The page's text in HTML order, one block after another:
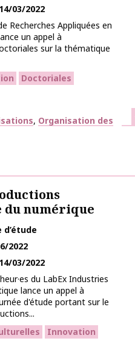
14/03/2022
Recherches Appliquées en
un appel à
sur la thématique
Doctoriales
Organisation des
du numérique
d’étude
2022
14/03/2022
du LabEx Industries
lance un appel à
d'étude portant sur le
Innovation